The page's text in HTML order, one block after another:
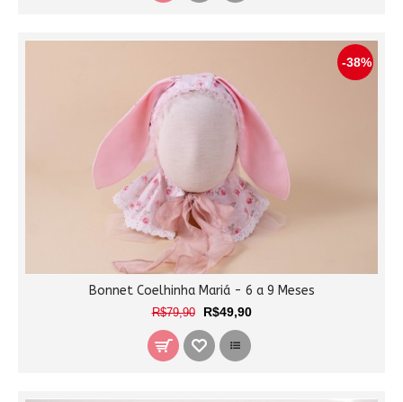
-38%
Bonnet Coelhinha Mariá - 6 a 9 Meses
R$79,90 R$49,90